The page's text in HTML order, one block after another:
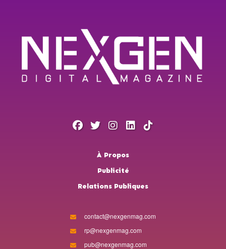
À Propos
Publicité
Relations Publiques
contact@nexgenmag.com
rp@nexgenmag.com
pub@nexgenmag.com